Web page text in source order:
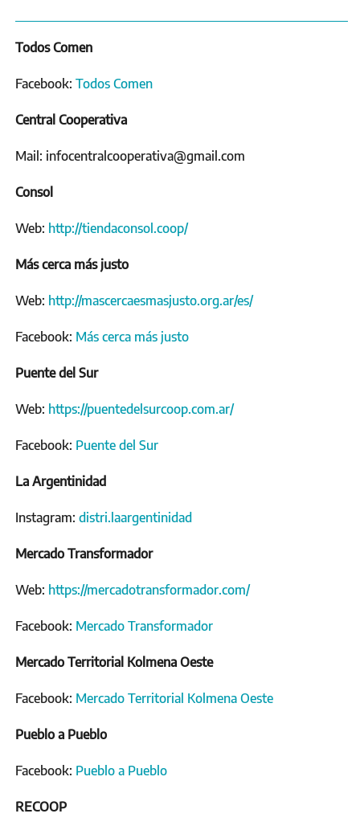
Todos Comen
Facebook: Todos Comen
Central Cooperativa
Mail: infocentralcooperativa@gmail.com
Consol
Web: http://tiendaconsol.coop/
Más cerca más justo
Web: http://mascercaesmasjusto.org.ar/es/
Facebook: Más cerca más justo
Puente del Sur
Web: https://puentedelsurcoop.com.ar/
Facebook: Puente del Sur
La Argentinidad
Instagram: distri.laargentinidad
Mercado Transformador
Web: https://mercadotransformador.com/
Facebook: Mercado Transformador
Mercado Territorial Kolmena Oeste
Facebook: Mercado Territorial Kolmena Oeste
Pueblo a Pueblo
Facebook: Pueblo a Pueblo
RECOOP